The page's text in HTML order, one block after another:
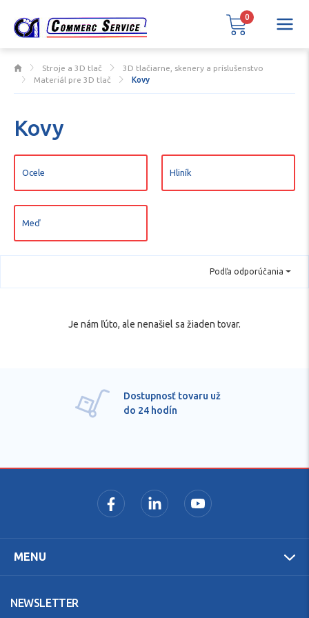
Stroje a 3D tlač
3D tlačiarne, skenery a príslušenstvo
Materiál pre 3D tlač
Kovy
Kovy
Ocele Hliník
Meď
Podľa odporúčania
Je nám ľúto, ale nenašiel sa žiaden tovar.
Dostupnosť tovaru už
do 24 hodín
MENU
NEWSLETTER
0